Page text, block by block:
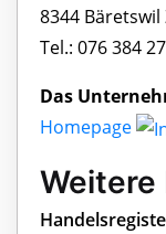
8344 Bäretswil
Tel.: 076 384
Das
Homepage
Weitere